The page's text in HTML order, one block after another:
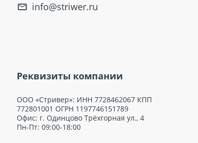
info@striwer.ru
Реквизиты компании
ООО «Стривер»: ИНН 7728462067 КПП
772801001 ОГРН 1197746151789
Офис: г. Одинцово Трёхгорная ул., 4
Пн-Пт: 09:00-18:00